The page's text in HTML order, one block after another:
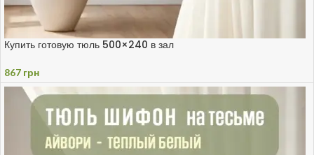
Купить готовую тюль 500×240 в зал
867 грн